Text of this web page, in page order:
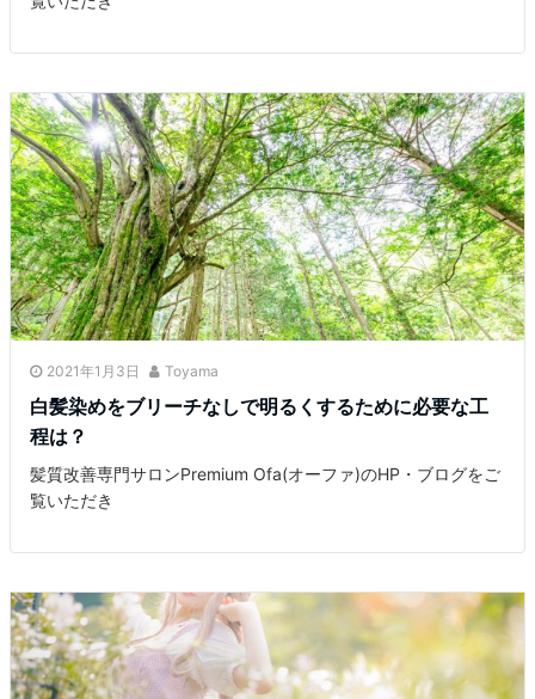
2021年1月3日 Toyama
白髪染めをブリーチなしで明るくするために必要な工
程は？
髪質改善専門サロンPremium Ofa(オーファ)のHP・ブログをご
覧いただき